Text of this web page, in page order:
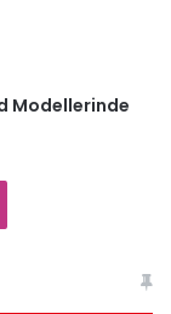
Modellerinde